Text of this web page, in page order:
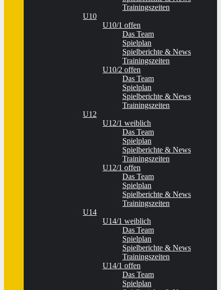
Trainingszeiten
U10
U10/1 offen
Das Team
Spielplan
Spielberichte & News
Trainingszeiten
U10/2 offen
Das Team
Spielplan
Spielberichte & News
Trainingszeiten
U12
U12/1 weiblich
Das Team
Spielplan
Spielberichte & News
Trainingszeiten
U12/1 offen
Das Team
Spielplan
Spielberichte & News
Trainingszeiten
U14
U14/1 weiblich
Das Team
Spielplan
Spielberichte & News
Trainingszeiten
U14/1 offen
Das Team
Spielplan